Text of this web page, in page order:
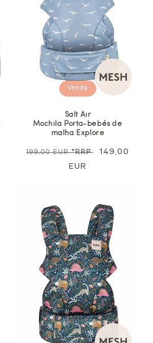
Venda
Salt Air
Mochila Porta-bebés de
malha Explore
Preço
199,00 EUR*RRP
Preço
149,00
EUR